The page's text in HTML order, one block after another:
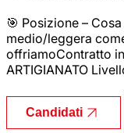
🎯 Posizione –
medio/leggera
offriamoContratto
ARTIGIANATO
Candidati